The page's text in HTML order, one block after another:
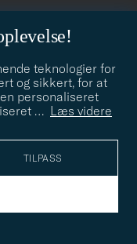
teknologier for
og sikkert, for at
personaliseret
… Læs videre
TILPASS